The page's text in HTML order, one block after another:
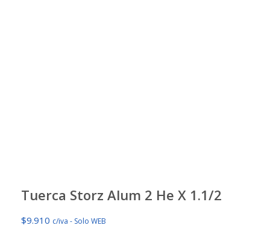
Tuerca Storz Alum 2 He X 1.1/2
$9.910 c/iva - Solo WEB